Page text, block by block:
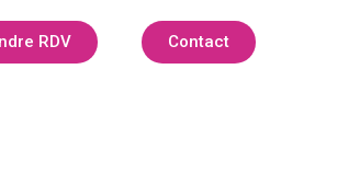
RDV Contact